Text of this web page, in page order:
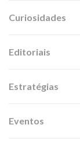
Curiosidades
Editoriais
Estratégias
Eventos